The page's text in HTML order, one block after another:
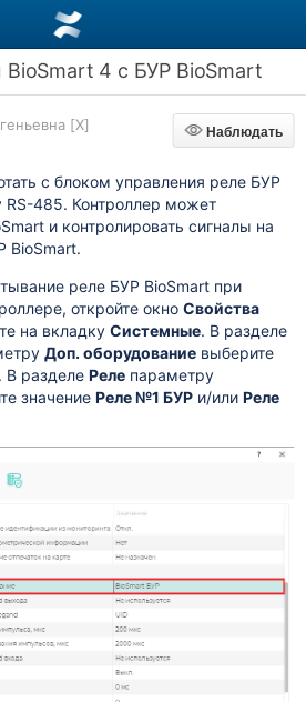
4 с БУР BioSmart
[X]
Наблюдать
Наблюдать
с блоком управления реле БУР
RS-485. Контроллер может
и контролировать сигналы на
BioSmart.
реле БУР BioSmart при
откройте окно Свойства
на вкладку Системные. В разделе
Доп. оборудованиевыберите
В разделе Релепараметру
значение Реле №1 БУРи/или Реле